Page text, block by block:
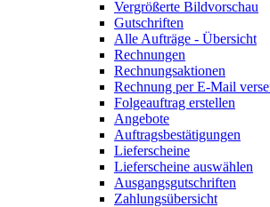
Vergrößerte Bildvorschau
Gutschriften
Alle Aufträge - Übersicht
Rechnungen
Rechnungsaktionen
Rechnung per E-Mail
Folgeauftrag erstellen
Angebote
Auftragsbestätigungen
Lieferscheine
Lieferscheine auswählen
Ausgangsgutschriften
Zahlungsübersicht